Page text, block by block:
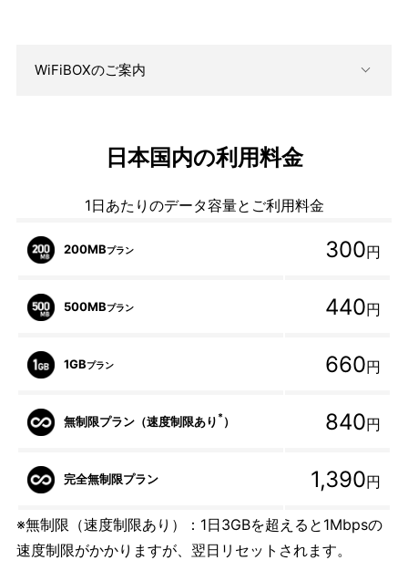
WiFiBOXのご案内
日本国内の利用料金
1日あたりのデータ容量とご利用料金
200MBプラン 300円
500MBプラン 440円
1GBプラン 660円
無制限プラン（速度制限あり * ） 840円
完全無制限プラン 1,390円
※無制限（速度制限あり）：1日3GBを超えると1Mbpsの
速度制限がかかりますが、翌日リセットされます。